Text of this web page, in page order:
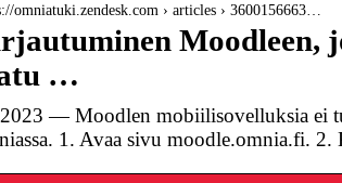
omniatuki.zendesk.com › articles › 3600156663…
Moodleen,
…
— Moodlen mobiilisovelluksia ei
1. Avaa sivu moodle.omnia.fi.